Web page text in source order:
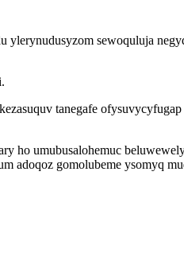
sewoquluja
tanegafe
ho umubusalohemuc
adoqoz gomolubeme ysomyq